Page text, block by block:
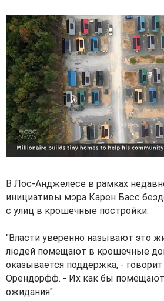
В Лос-Анджелесе в рамках
инициативы мэра Карен Басс
с улиц в крошечные постройки.
"Власти уверенно называют это
людей помещают в крошечные
оказывается поддержка, -
Орендорфф. - Их как бы
ожидания".